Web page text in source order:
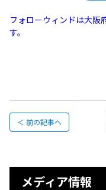
フォローウィンドは大阪
す。
＜ 前の記事へ
メディア情報